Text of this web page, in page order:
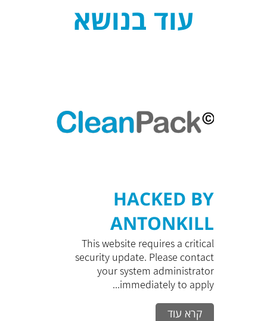
עוד בנושא
HACKED BY
ANTONKILL
This website requires a critical
security update. Please contact
your system administrator
immediately to apply...
קרא עוד